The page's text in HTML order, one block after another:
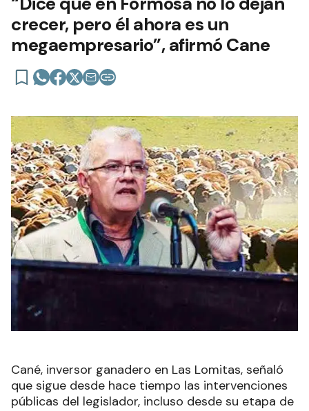
crecer, pero él ahora es un
megaempresario”, afirmó Cane
Cané, inversor ganadero en Las Lomitas, señaló
que sigue desde hace tiempo las intervenciones
públicas del legislador, incluso desde su etapa de